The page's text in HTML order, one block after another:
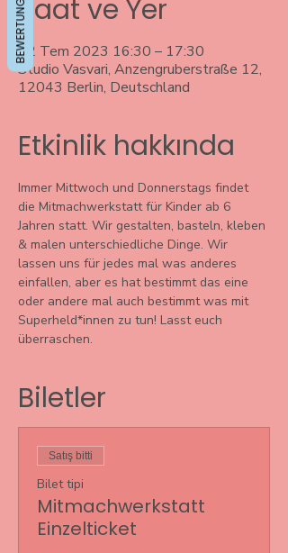
Saat ve Yer
12 Tem 2023 16:30 – 17:30
Studio Vasvari, Anzengruberstraße 12,
12043 Berlin, Deutschland
Etkinlik hakkında
Immer Mittwoch und Donnerstags findet
die Mitmachwerkstatt für Kinder ab 6
Jahren statt. Wir gestalten, basteln, kleben
& malen unterschiedliche Dinge. Wir
lassen uns für jedes mal was anderes
einfallen, aber es hat bestimmt das eine
oder andere mal auch bestimmt was mit
Superheld*innen zu tun! Lasst euch
überraschen.
Biletler
Satış bitti
Bilet tipi
Mitmachwerkstatt
Einzelticket
BEWERTUNGEN